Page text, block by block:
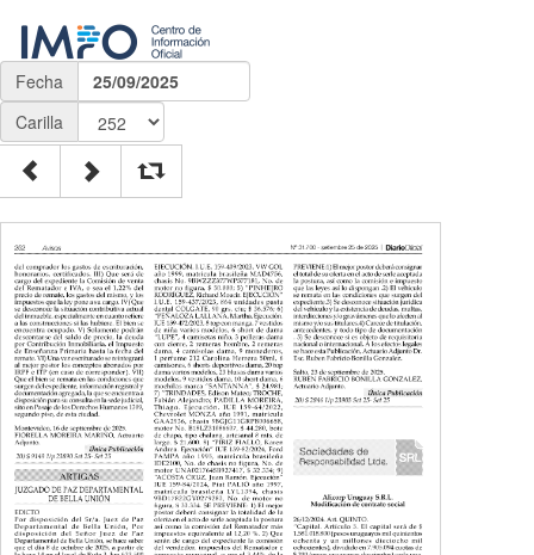
Fecha
25/09/2025
Carilla